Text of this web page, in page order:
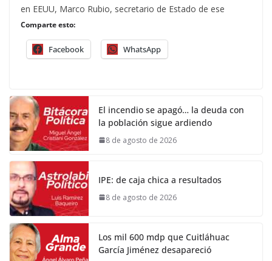
en EEUU, Marco Rubio, secretario de Estado de ese
Comparte esto:
Facebook WhatsApp
El incendio se apagó… la deuda con
la población sigue ardiendo
8 de agosto de 2026
IPE: de caja chica a resultados
8 de agosto de 2026
Los mil 600 mdp que Cuitláhuac
García Jiménez desapareció